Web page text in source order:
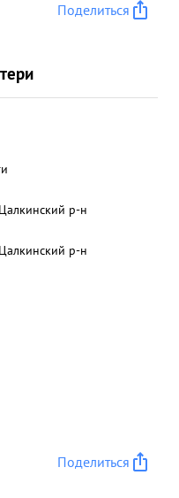
Поделиться
р-н
р-н
Поделиться